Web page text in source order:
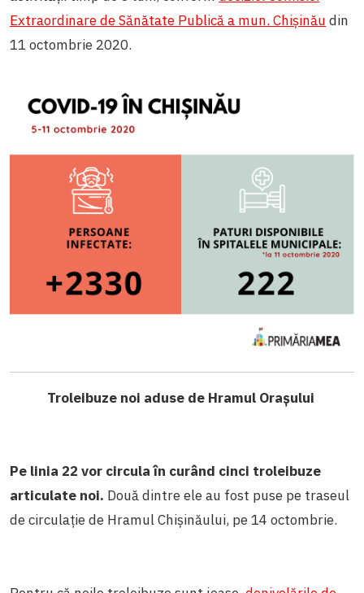
Extraordinare de Sănătate Publică a mun. Chișinău din
11 octombrie 2020.
Troleibuze noi aduse de Hramul Orașului
Pe linia 22 vor circula în curând cinci troleibuze
articulate noi. Două dintre ele au fost puse pe traseul
de circulație de Hramul Chișinăului, pe 14 octombrie.